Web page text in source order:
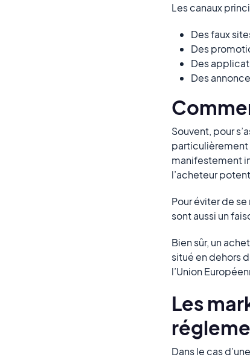
Les canaux
Des faux
Des
Des
Des
Souvent, pour
particulièrement
manifestement
l’acheteur
Pour éviter de
sont aussi un
Bien sûr, un
situé en dehors
l’Union
Les
Dans le cas